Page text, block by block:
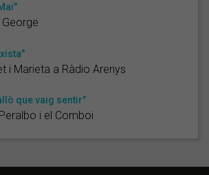
i Marieta a Ràdio Arenys
que vaig sentir"
i el Comboi